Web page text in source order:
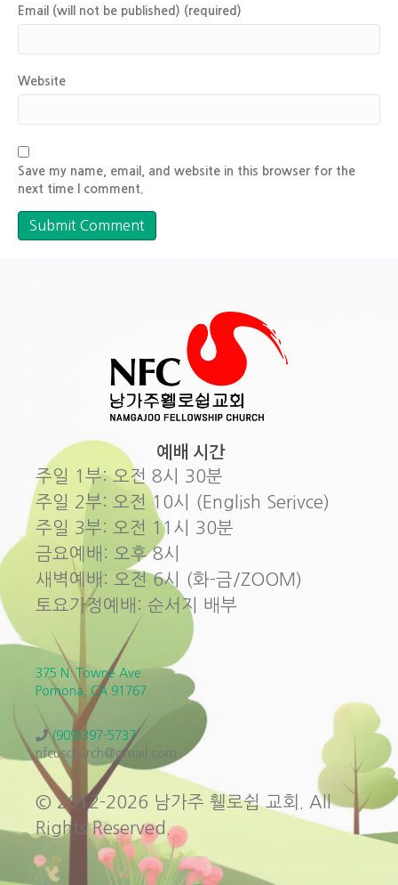
Email (will not be published) (required)
Website
Save my name, email, and website in this browser for the
next time I comment.
예배 시간
주일 1부: 오전 8시 30분
주일 2부: 오전 10시 (English Serivce)
주일 3부: 오전 11시 30분
금요예배: 오후 8시
새벽예배: 오전 6시 (화-금/ZOOM)
토요가정예배: 순서지 배부
375 N. Towne Ave.
Pomona, CA 91767
(909)397-5737
nfcuschurch@gmail.com
© 2012-2026 남가주 휄로쉽 교회. All
Rights Reserved.